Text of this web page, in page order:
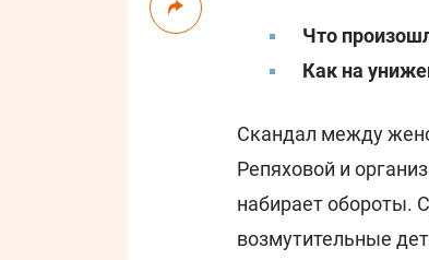
Что
Как на
Скандал между
Репяховой и
набирает обороты.
возмутительные